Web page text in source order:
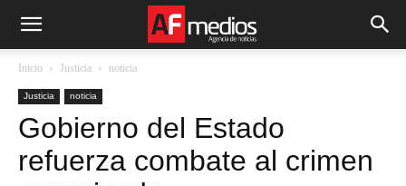
Inicio Justicia noticia
Justicia noticia
Gobierno del Estado
refuerza combate al crimen